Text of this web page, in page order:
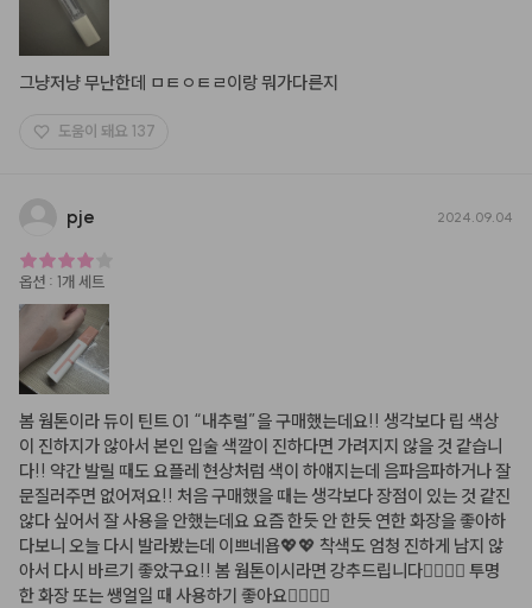
그냥저냥 무난한데 ㅁㅌㅇㅌㄹ이랑 뭐가다른지
도움이 돼요 137
pje 2024.09.04
옵션 : 1개 세트
봄 웜톤이라 듀이 틴트 01 “내추럴”을 구매했는데요!! 생각보다 립 색상
이 진하지가 않아서 본인 입술 색깔이 진하다면 가려지지 않을 것 같습니
다!! 약간 발릴 때도 요플레 현상처럼 색이 하얘지는데 음파음파하거나 잘
문질러주면 없어져요!! 처음 구매했을 때는 생각보다 장점이 있는 것 같진
않다 싶어서 잘 사용을 안했는데요 요즘 한듯 안 한듯 연한 화장을 좋아하
다보니 오늘 다시 발라봤는데 이쁘네욥💖💖 착색도 엄청 진하게 남지 않
아서 다시 바르기 좋았구요!! 봄 웜톤이시라면 강추드립니다👍🏻👍🏻 투명
한 화장 또는 쌩얼일 때 사용하기 좋아요👍🏻👍🏻